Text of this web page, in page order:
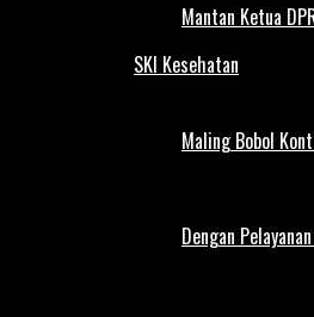
Mantan Ketua
SKI Kesehatan
Maling Bobol
Dengan